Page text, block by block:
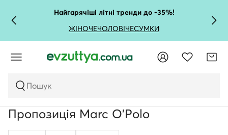
Найгарячіші літні тренди до -35%!
ЖІНОЧЕЧОЛОВІЧЕСУМКИ
Пошук
Пропозиція Marc O'Polo